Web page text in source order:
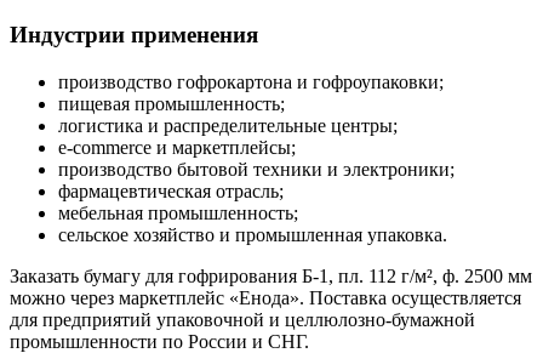
Индустрии применения
производство гофрокартона и гофроупаковки;
пищевая промышленность;
логистика и распределительные центры;
e-commerce и маркетплейсы;
производство бытовой техники и электроники;
фармацевтическая отрасль;
мебельная промышленность;
сельское хозяйство и промышленная упаковка.
Заказать бумагу для гофрирования Б-1, пл. 112 г/м², ф. 2500 мм
можно через маркетплейс «Енода». Поставка осуществляется
для предприятий упаковочной и целлюлозно-бумажной
промышленности по России и СНГ.